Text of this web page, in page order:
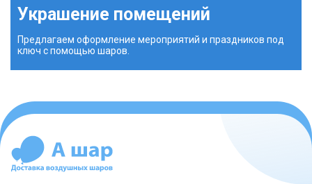
Украшение помещений
Предлагаем оформление мероприятий и праздников под
ключ с помощью шаров.